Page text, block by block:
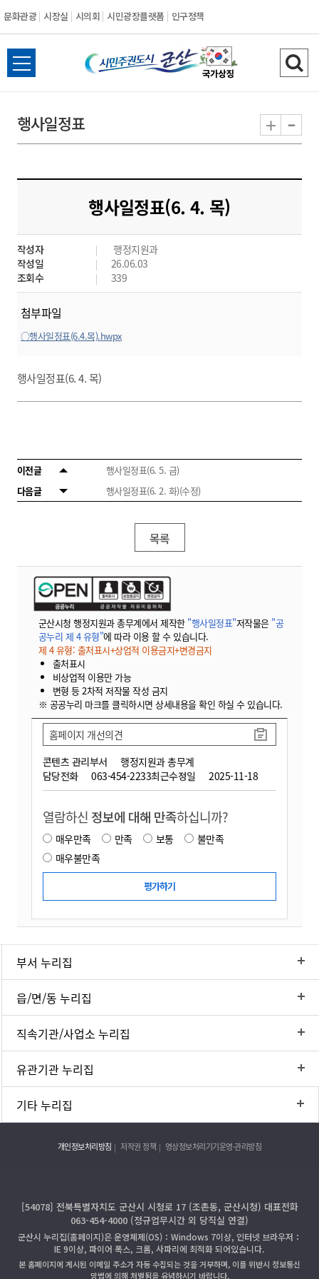
문화관광 시장실 시의회 시민광장플랫폼 인구정책
시
민
도
시
군
산
전
체
뉴
열
검
색
기
행사일정표 + -
행사일정표(6. 4. 목)
작성자
행정지원과
작성일
26.06.03
조회수
339
첨부파일
○행사일정표(6.4.목).hwpx
행사일정표(6. 4. 목)
이전글
행사일정표(6. 5. 금)
다음글
행사일정표(6. 2. 화)(수정)
목록
군산시청 행정지원과 총무계에서 제작한 "행사일정표"저작물은 "공
공누리 제 4 유형"에 따라 이용 할 수 있습니다.
제 4 유형: 출처표시+상업적 이용금지+변경금지
출처표시
비상업적 이용만 가능
변형 등 2차적 저작물 작성 금지
※ 공공누리 마크를 클릭하시면 상세내용을 확인 하실 수 있습니다.
콘텐츠 관리부서
행정지원과 총무계
담당전화
063-454-2233최근수정일 2025-11-18
홈페이지 개선의견
열람하신 정보에 대해 만족하십니까?
매우만족 만족 보통
불만족
매우불만족
부서 누리집
읍/면/동 누리집
직속기관/사업소 누리집
유관기관 누리집
기타 누리집
개인정보처리방침 저작권 정책 영상정보처리기기운영·관리방침
[54078] 전북특별자치도 군산시 시청로 17 (조촌동, 군산시청) 대표전화
063-454-4000 (정규업무시간 외 당직실 연결)
군산시 누리집(홈페이지)은 운영체제(OS)：Windows 7이상, 인터넷 브라우저：
IE 9이상, 파이어 폭스, 크롬, 사파리에 최적화 되어있습니다.
본 홈페이지에 게시된 이메일 주소가 자동 수집되는 것을 거부하며, 이를 위반시 정보통신
망법에 의해 처벌됨을 유념하시기 바랍니다.